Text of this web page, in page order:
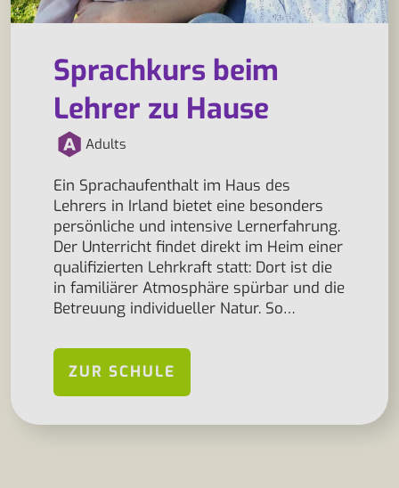
Sprachkurs beim
Lehrer zu Hause
Adults
Ein Sprachaufenthalt im Haus des
Lehrers in Irland bietet eine besonders
persönliche und intensive Lernerfahrung.
Der Unterricht findet direkt im Heim einer
qualifizierten Lehrkraft statt: Dort ist die
in familiärer Atmosphäre spürbar und die
Betreuung individueller Natur. So…
ZUR SCHULE